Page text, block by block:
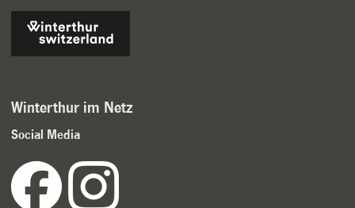
Winterthur im Netz
Social Media